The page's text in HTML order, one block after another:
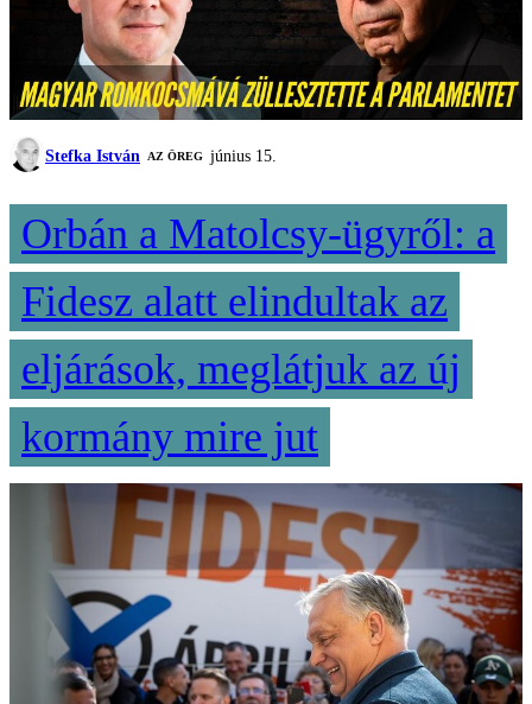
Stefka István AZ ÖREG június 15.
Orbán a Matolcsy-ügyről: a
Fidesz alatt elindultak az
eljárások, meglátjuk az új
kormány mire jut